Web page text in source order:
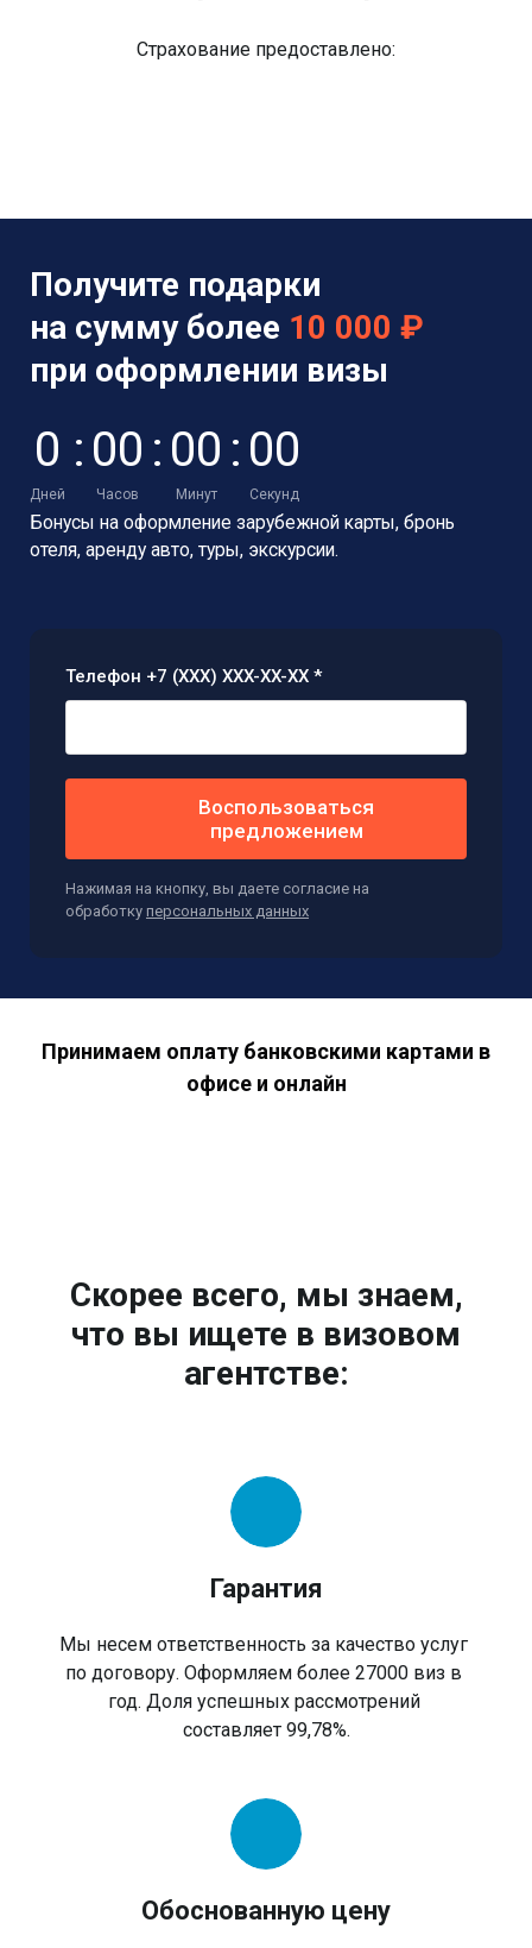
Страхование предоставлено:
Получите подарки
на сумму более 10 000 ₽
при оформлении визы
0
Дней
: 00
Часов
: 00
Минут
: 00
Секунд
Бонусы на оформление зарубежной карты, бронь
отеля, аренду авто, туры, экскурсии.
Телефон +7 (XXX) XXX-XX-XX *
Воспользоваться
предложением
Нажимая на кнопку, вы даете согласие на
обработку персональных данных
Принимаем оплату банковскими картами в
офисе и онлайн
Скорее всего, мы знаем,
что вы ищете в визовом
агентстве:
Гарантия
Мы несем ответственность за качество услуг
по договору. Оформляем более 27000 виз в
год. Доля успешных рассмотрений
составляет 99,78%.
Обоснованную цену